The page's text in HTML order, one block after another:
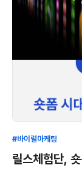
#바이럴마케팅
릴스체험단,